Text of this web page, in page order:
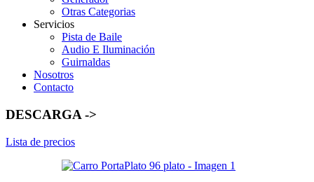
Otras Categorias
Servicios
Pista de Baile
Audio E Iluminación
Guirnaldas
Nosotros
Contacto
DESCARGA ->
Lista de precios